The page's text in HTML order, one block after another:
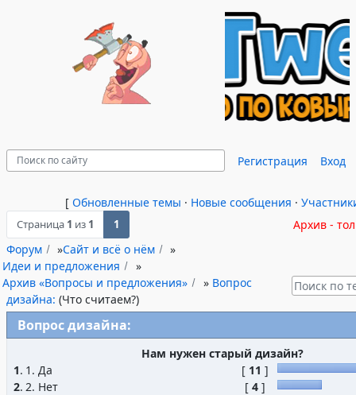
Регистрация Вход
[ Обновленные темы · Новые сообщения ·
Страница 1 из 1 1
Архив -
Форум
»Сайт и всё о нём
»
Идеи и предложения
»
Архив «Вопросы и предложения»
» Вопрос
дизайна: (Что считаем?)
Вопрос дизайна:
Нам нужен старый дизайн?
1. 1. Да [ 11 ]
2. 2. Нет [ 4 ]